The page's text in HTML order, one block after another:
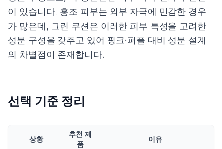
이 있습니다. 홍조 피부는 외부 자극에 민감한 경우
가 많은데, 그린 쿠션은 이러한 피부 특성을 고려한
성분 구성을 갖추고 있어 핑크·퍼플 대비 성분 설계
의 차별점이 존재합니다.
선택 기준 정리
상황
추천 제
품
이유